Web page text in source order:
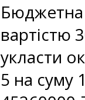
Бюджетна
вартістю
укласти
5 на суму